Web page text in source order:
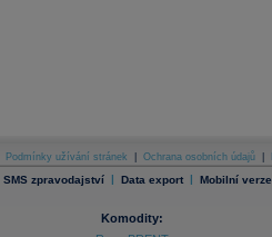
Podmínky užívání stránek Ochrana osobních údajů
SMS zpravodajství | Data export | Mobilní verze
Komodity: